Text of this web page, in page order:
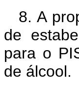
8. A
de
para o
de álcool.